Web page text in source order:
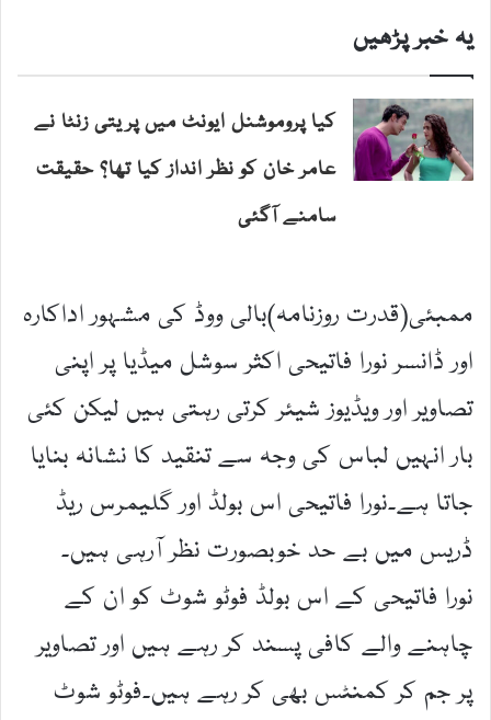
یہ خبر پڑھیں
کیا پروموشنل ایونٹ میں پریتی زنٹا نے
عامر خان کو نظر انداز کیا تھا؟ حقیقت
سامنے آگئی
ممبئی(قدرت روزنامہ)بالی ووڈ کی مشہور اداکارہ
اور ڈانسر نورا فاتیحی اکثر سوشل میڈیا پر اپنی
تصاویر اور ویڈیوز شیئر کرتی رہتی ہیں لیکن کئی
بار انہیں لباس کی وجہ سے تنقید کا نشانہ بنایا
جاتا ہے۔نورا فاتیحی اس بولڈ اور گلیمرس ریڈ
ڈریس میں بے حد خوبصورت نظر آرہی ہیں۔
نورا فاتیحی کے اس بولڈ فوٹو شوٹ کو ان کے
چاہنے والے کافی پسند کر رہے ہیں اور تصاویر
پر جم کر کمنٹس بھی کر رہے ہیں۔فوٹو شوٹ